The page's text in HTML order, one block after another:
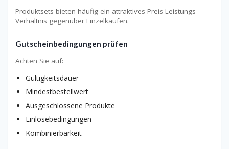
Produktsets bieten häufig ein attraktives Preis-Leistungs-
Verhältnis gegenüber Einzelkäufen.
Gutscheinbedingungen prüfen
Achten Sie auf:
Gültigkeitsdauer
Mindestbestellwert
Ausgeschlossene Produkte
Einlösebedingungen
Kombinierbarkeit